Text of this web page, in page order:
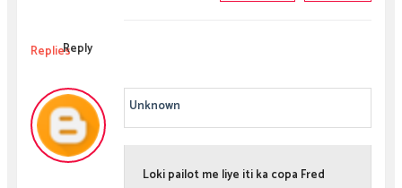
RepliesReply
Unknown
Loki pailot me liye iti ka copa Fred